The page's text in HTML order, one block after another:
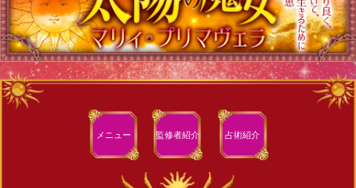
メニュー 監修者紹介 占術紹介